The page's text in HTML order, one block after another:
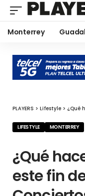
Monterrey
PLAYERS > Lifestyle > ¿Qué
LIFESTYLE MONTERREY
¿Qué
este fin